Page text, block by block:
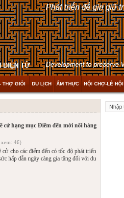
THỢ GIỎI DU LỊCH ẨM THỰC HỘI CHỢ-LỄ HỘI
cử hạng mục Điểm đến mới nổi hàng
46)
cho các điểm đến có tốc độ phát triển
hấp dẫn ngày càng gia tăng đối với du